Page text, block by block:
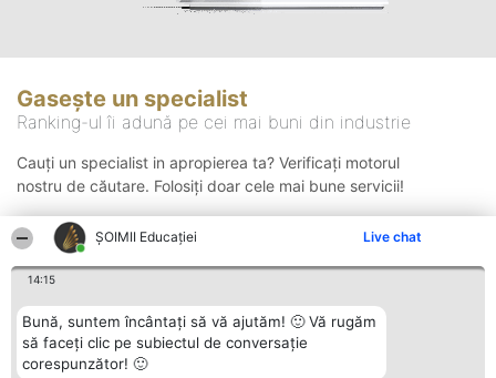
ȘOIMII Educației Live chat
14:15
Bună, suntem încântați să vă ajutăm! 🙂 Vă rugăm
să faceți clic pe subiectul de conversație
corespunzător! 🙂
Gasește un specialist
Ranking-ul îi adună pe cei mai buni din industrie
Cauți un specialist in apropierea ta? Verificați motorul
nostru de căutare. Folosiți doar cele mai bune servicii!